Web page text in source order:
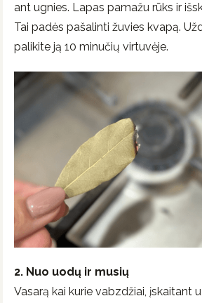
ant ugnies. Lapas pamažu rūks ir
Tai padės pašalinti žuvies kvapą.
palikite ją 10 minučių virtuvėje.
2. Nuo uodų ir musių
Vasarą kai kurie vabzdžiai, įskaitant